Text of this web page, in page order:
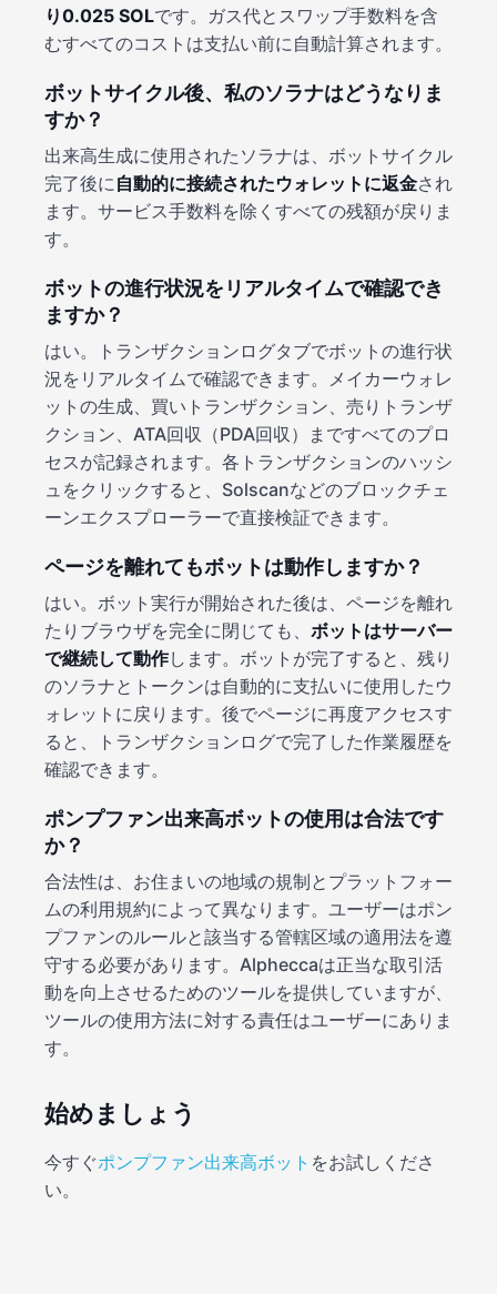
り0.025 SOLです。ガス代とスワップ手数料を含
むすべてのコストは支払い前に自動計算されます。
ボットサイクル後、私のソラナはどうなりま
すか？
出来高生成に使用されたソラナは、ボットサイクル
完了後に 自動的に接続されたウォレットに返金され
ます。サービス手数料を除くすべての残額が戻りま
す。
ボットの進行状況をリアルタイムで確認でき
ますか？
はい。トランザクションログタブでボットの進行状
況をリアルタイムで確認できます。メイカーウォレ
ットの生成、買いトランザクション、売りトランザ
クション、ATA回収（PDA回収）まですべてのプロ
セスが記録されます。各トランザクションのハッシ
ュをクリックすると、Solscanなどのブロックチェ
ーンエクスプローラーで直接検証できます。
ページを離れてもボットは動作しますか？
はい。ボット実行が開始された後は、ページを離れ
たりブラウザを完全に閉じても、 ボットはサーバー
で継続して動作します。ボットが完了すると、残り
のソラナとトークンは自動的に支払いに使用したウ
ォレットに戻ります。後でページに再度アクセスす
ると、トランザクションログで完了した作業履歴を
確認できます。
ポンプファン出来高ボットの使用は合法です
か？
合法性は、お住まいの地域の規制とプラットフォー
ムの利用規約によって異なります。ユーザーはポン
プファンのルールと該当する管轄区域の適用法を遵
守する必要があります。Alpheccaは正当な取引活
動を向上させるためのツールを提供していますが、
ツールの使用方法に対する責任はユーザーにありま
す。
始めましょう
今すぐポンプファン出来高ボット をお試しくださ
い。